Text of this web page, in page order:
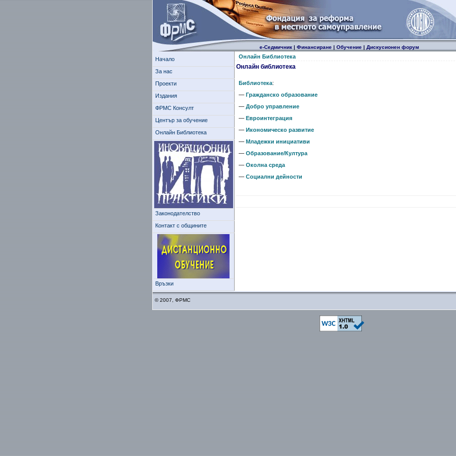
е-Седмичник| Финансиране| Обучение| Дискусионен форум
Начало
За нас
Проекти
Издания
ФРМС Консулт
Център за обучение
Онлайн Библиотека
Законодателство
Контакт с общините
Връзки
Онлайн Библиотека
Онлайн библиотека
Библиотека:
— Гражданско образование
— Добро управление
— Евроинтеграция
— Икономическо развитие
— Младежки инициативи
— Образование/Култура
— Околна среда
— Социални дейности
© 2007, ФРМС